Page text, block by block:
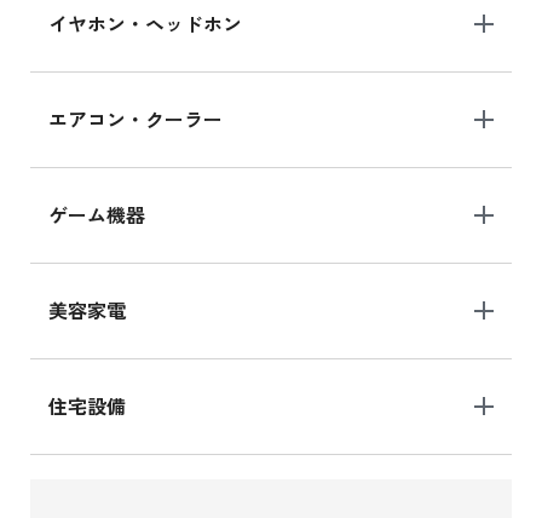
イヤホン・ヘッドホン
エアコン・クーラー
ゲーム機器
美容家電
住宅設備